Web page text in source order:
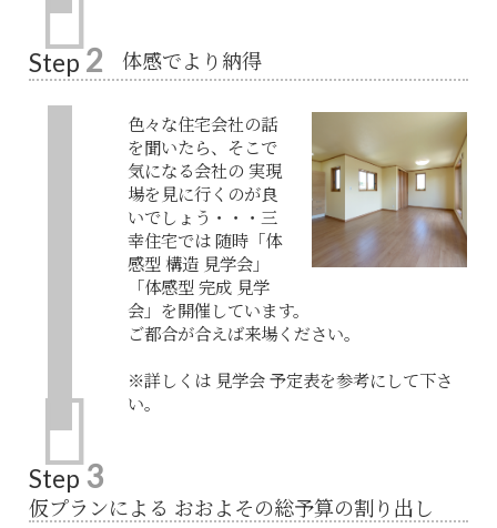
Step 2 体感でより納得
色々な住宅会社の話
を聞いたら、そこで
気になる会社の 実現
場を見に行くのが良
いでしょう・・・三
幸住宅では 随時「体
感型 構造 見学会」
「体感型 完成 見学
会」を開催しています。
ご都合が合えば来場ください。
※詳しくは 見学会 予定表を参考にして下さ
い。
Step 3
仮プランによる おおよその総予算の割り出し